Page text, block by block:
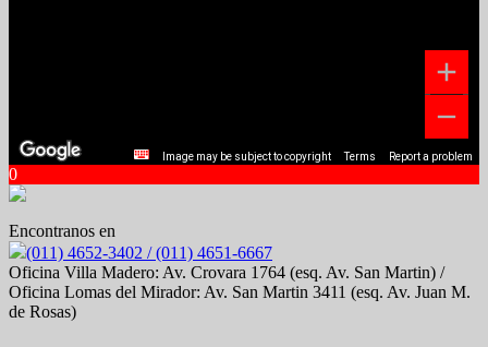
Image may be subject to copyright Terms Report a problem
0
Encontranos en
(011) 4652-3402 / (011) 4651-6667
Oficina Villa Madero: Av. Crovara 1764 (esq. Av. San Martin) /
Oficina Lomas del Mirador: Av. San Martin 3411 (esq. Av. Juan M.
de Rosas)